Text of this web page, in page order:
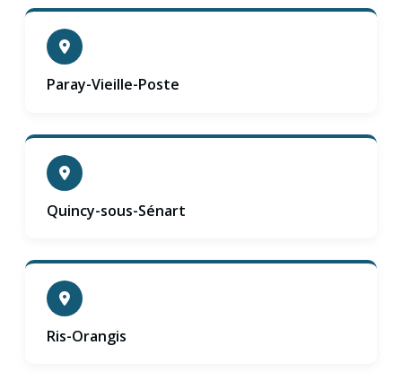
Paray-Vieille-Poste
Quincy-sous-Sénart
Ris-Orangis